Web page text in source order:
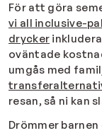
För att göra
vi all inclusive-
drycker
oväntade
umgås med
resan, så ni kan
Drömmer